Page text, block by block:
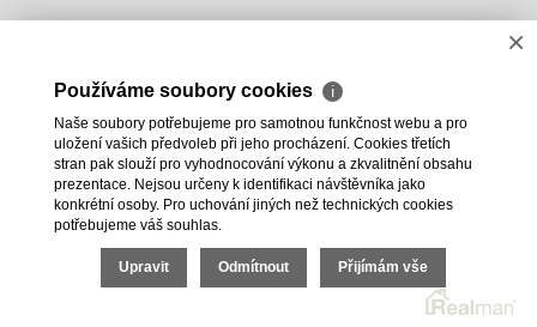
×
Používáme soubory cookies ℹ
Naše soubory potřebujeme pro samotnou funkčnost webu a pro
uložení vašich předvoleb při jeho procházení. Cookies třetích
stran pak slouží pro vyhodnocování výkonu a zkvalitnění obsahu
prezentace. Nejsou určeny k identifikaci návštěvníka jako
konkrétní osoby. Pro uchování jiných než technických cookies
potřebujeme váš souhlas.
Upravit Odmítnout Přijímám vše